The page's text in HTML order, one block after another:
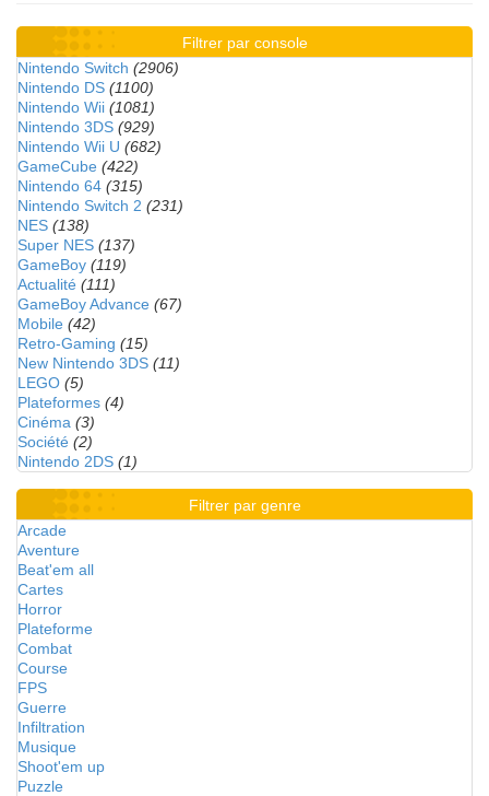
Filtrer par console
Nintendo Switch (2906)
Nintendo DS (1100)
Nintendo Wii (1081)
Nintendo 3DS (929)
Nintendo Wii U (682)
GameCube (422)
Nintendo 64 (315)
Nintendo Switch 2 (231)
NES (138)
Super NES (137)
GameBoy (119)
Actualité (111)
GameBoy Advance (67)
Mobile (42)
Retro-Gaming (15)
New Nintendo 3DS (11)
LEGO (5)
Plateformes (4)
Cinéma (3)
Société (2)
Nintendo 2DS (1)
Filtrer par genre
Arcade
Aventure
Beat'em all
Cartes
Horror
Plateforme
Combat
Course
FPS
Guerre
Infiltration
Musique
Shoot'em up
Puzzle